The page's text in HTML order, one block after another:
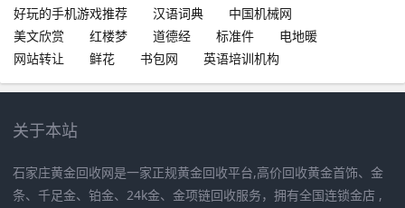
好玩的手机游戏推荐
汉语词典
中国机械网
美文欣赏
红楼梦 道德经 标准件
电地暖
网站转让
鲜花 书包网 英语培训机构
关于本站
石家庄黄金回收网是一家正规黄金回收平台,高价回收黄金首饰、金
条、千足金、铂金、24k金、金项链回收服务，拥有全国连锁金店 ,